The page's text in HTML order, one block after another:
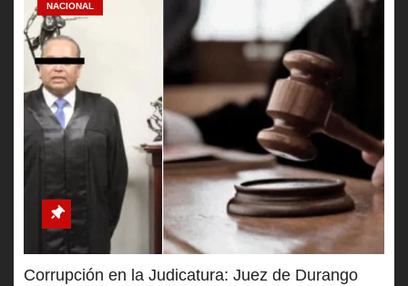
NACIONAL
Corrupción en la Judicatura: Juez de Durango